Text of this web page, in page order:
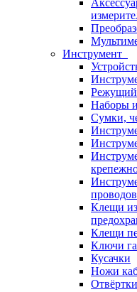
Инструмент
Режущий
Наборы
Сумки,
проводов
Клещи
Клещи
Ключи
Кусачки
Ножи
Отвёртки